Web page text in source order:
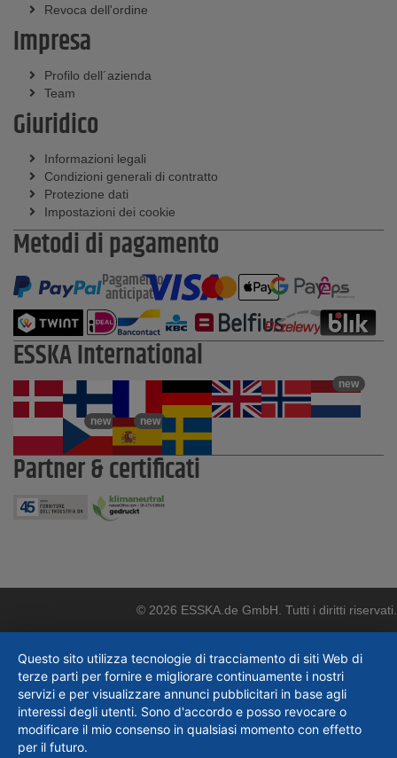
Revoca dell'ordine
Impresa
Profilo dell´azienda
Team
Giuridico
Informazioni legali
Condizioni generali di contratto
Protezione dati
Impostazioni dei cookie
Metodi di pagamento
Pagamento
anticipato
ESSKA International
new
new new
Partner & certificati
© 2026 ESSKA.de GmbH. Tutti i diritti riservati.
Questo sito utilizza tecnologie di tracciamento di siti Web di
terze parti per fornire e migliorare continuamente i nostri
servizi e per visualizzare annunci pubblicitari in base agli
interessi degli utenti. Sono d'accordo e posso revocare o
modificare il mio consenso in qualsiasi momento con effetto
per il futuro.